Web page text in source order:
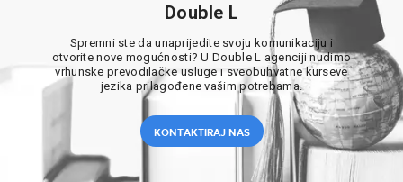
Double L
Spremni ste da unaprijedite svoju komunikaciju i
otvorite nove mogućnosti? U Double L agenciji nudimo
vrhunske prevodilačke usluge i sveobuhvatne kurseve
jezika prilagođene vašim potrebama.
KONTAKTIRAJ NAS